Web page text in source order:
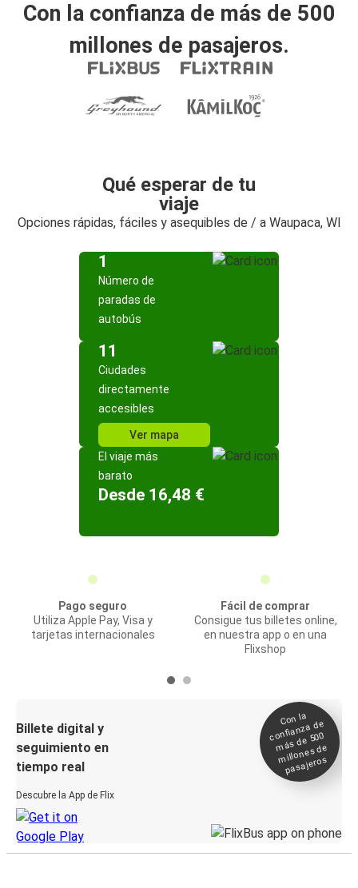
Con la confianza de más de 500
millones de pasajeros.
Qué esperar de tu
viaje
Opciones rápidas, fáciles y asequibles de / a Waupaca, WI
1
Número de
paradas de
autobús
11
Ciudades
directamente
accesibles
Ver mapa
El viaje más
barato
Desde 16,48 €
Pago seguro
Utiliza Apple Pay, Visa y
tarjetas internacionales
Fácil de comprar
Consigue tus billetes online,
en nuestra app o en una
Flixshop
Billete digital y
seguimiento en
tiempo real
Descubre la App de Flix
Con la
confianza de
más de 500
millones de
pasajeros